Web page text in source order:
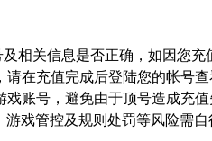
相关信息是否正确，如因您
在充值完成后登陆您的帐号
戏账号，避免由于顶号造成充
戏管控及规则处罚等风险需